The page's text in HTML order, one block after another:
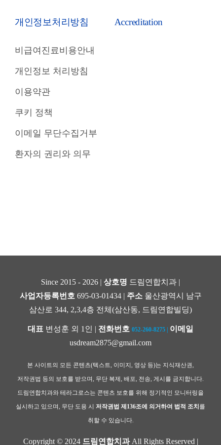
개인정보처리방침
비급여진료비용안내
개인정보 처리방침
이용약관
쿠키 정책
이메일 무단수집거부
환자의 권리와 의무
Accreditation
Since 2015 - 2026 | 상호명 드림연합치과 |
사업자등록번호 695-03-01434 | 주소울산광역시 남구
삼산로 344, 2,3,4층 전체(삼산동, 드림연합빌딩)
대표 변성훈 외 1인 | 전화번호 052-260-8275
이메일
usdream2875@gmail.com
본 사이트의 모든 콘텐츠(텍스트, 이미지, 영상 등)는 지식재산권,
저작권법 등의 보호를 받으며, 무단 복제, 배포, 전송, 게시를 금지합니다.
드림연합치과와 테라그로스는 콘텐츠 보호를 위해 정기적인 모니터링을
실시하고 있으며, 무단 도용 시 저작권법 제136조에 의거하여 법적 조치 를
취할 수 있습니다.
Copyright © 2024 드림연합치과All Rights Reserved |